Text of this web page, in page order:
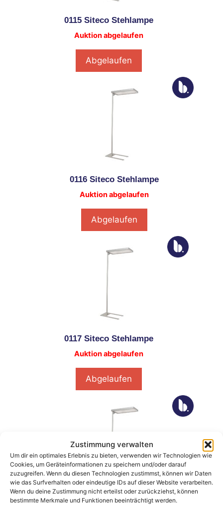
Zustimmung verwalten
Um dir ein optimales Erlebnis zu bieten, verwenden wir Technologien wie
Cookies, um Geräteinformationen zu speichern und/oder darauf
zuzugreifen. Wenn du diesen Technologien zustimmst, können wir Daten
wie das Surfverhalten oder eindeutige IDs auf dieser Website verarbeiten.
Wenn du deine Zustimmung nicht erteilst oder zurückziehst, können
bestimmte Merkmale und Funktionen beeinträchtigt werden.
0115 Siteco Stehlampe
Auktion abgelaufen
Abgelaufen
0116 Siteco Stehlampe
Auktion abgelaufen
Abgelaufen
0117 Siteco Stehlampe
Auktion abgelaufen
Abgelaufen
0118 Siteco Stehlampe